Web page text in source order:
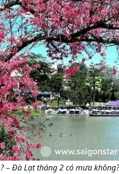
– Đà Lạt tháng 2 có mưa không?